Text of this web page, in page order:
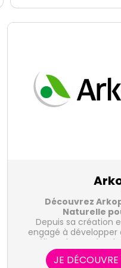
Découvrez
Naturelle
Depuis sa création
engagé à développer
améliorer la santé et
son expertise en
alimentaires, le
Les Gammes
JE